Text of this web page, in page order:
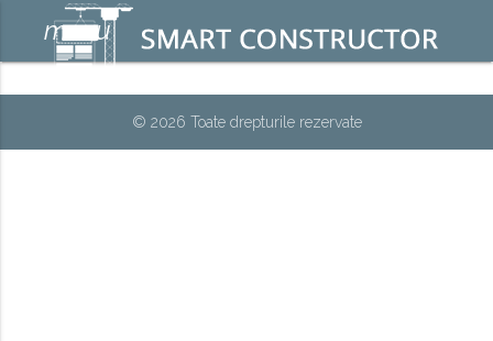
menu
© 2026 Toate drepturile rezervate